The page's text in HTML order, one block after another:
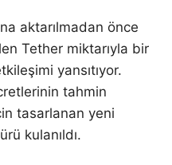
aktarılmadan önce
Tether miktarıyla bir
yansıtıyor.
tahmin
tasarlanan yeni
kulanıldı.